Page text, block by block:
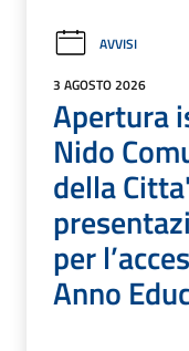
AVVISI
3 AGOSTO 2026
Apertura
Nido
della
per
Anno